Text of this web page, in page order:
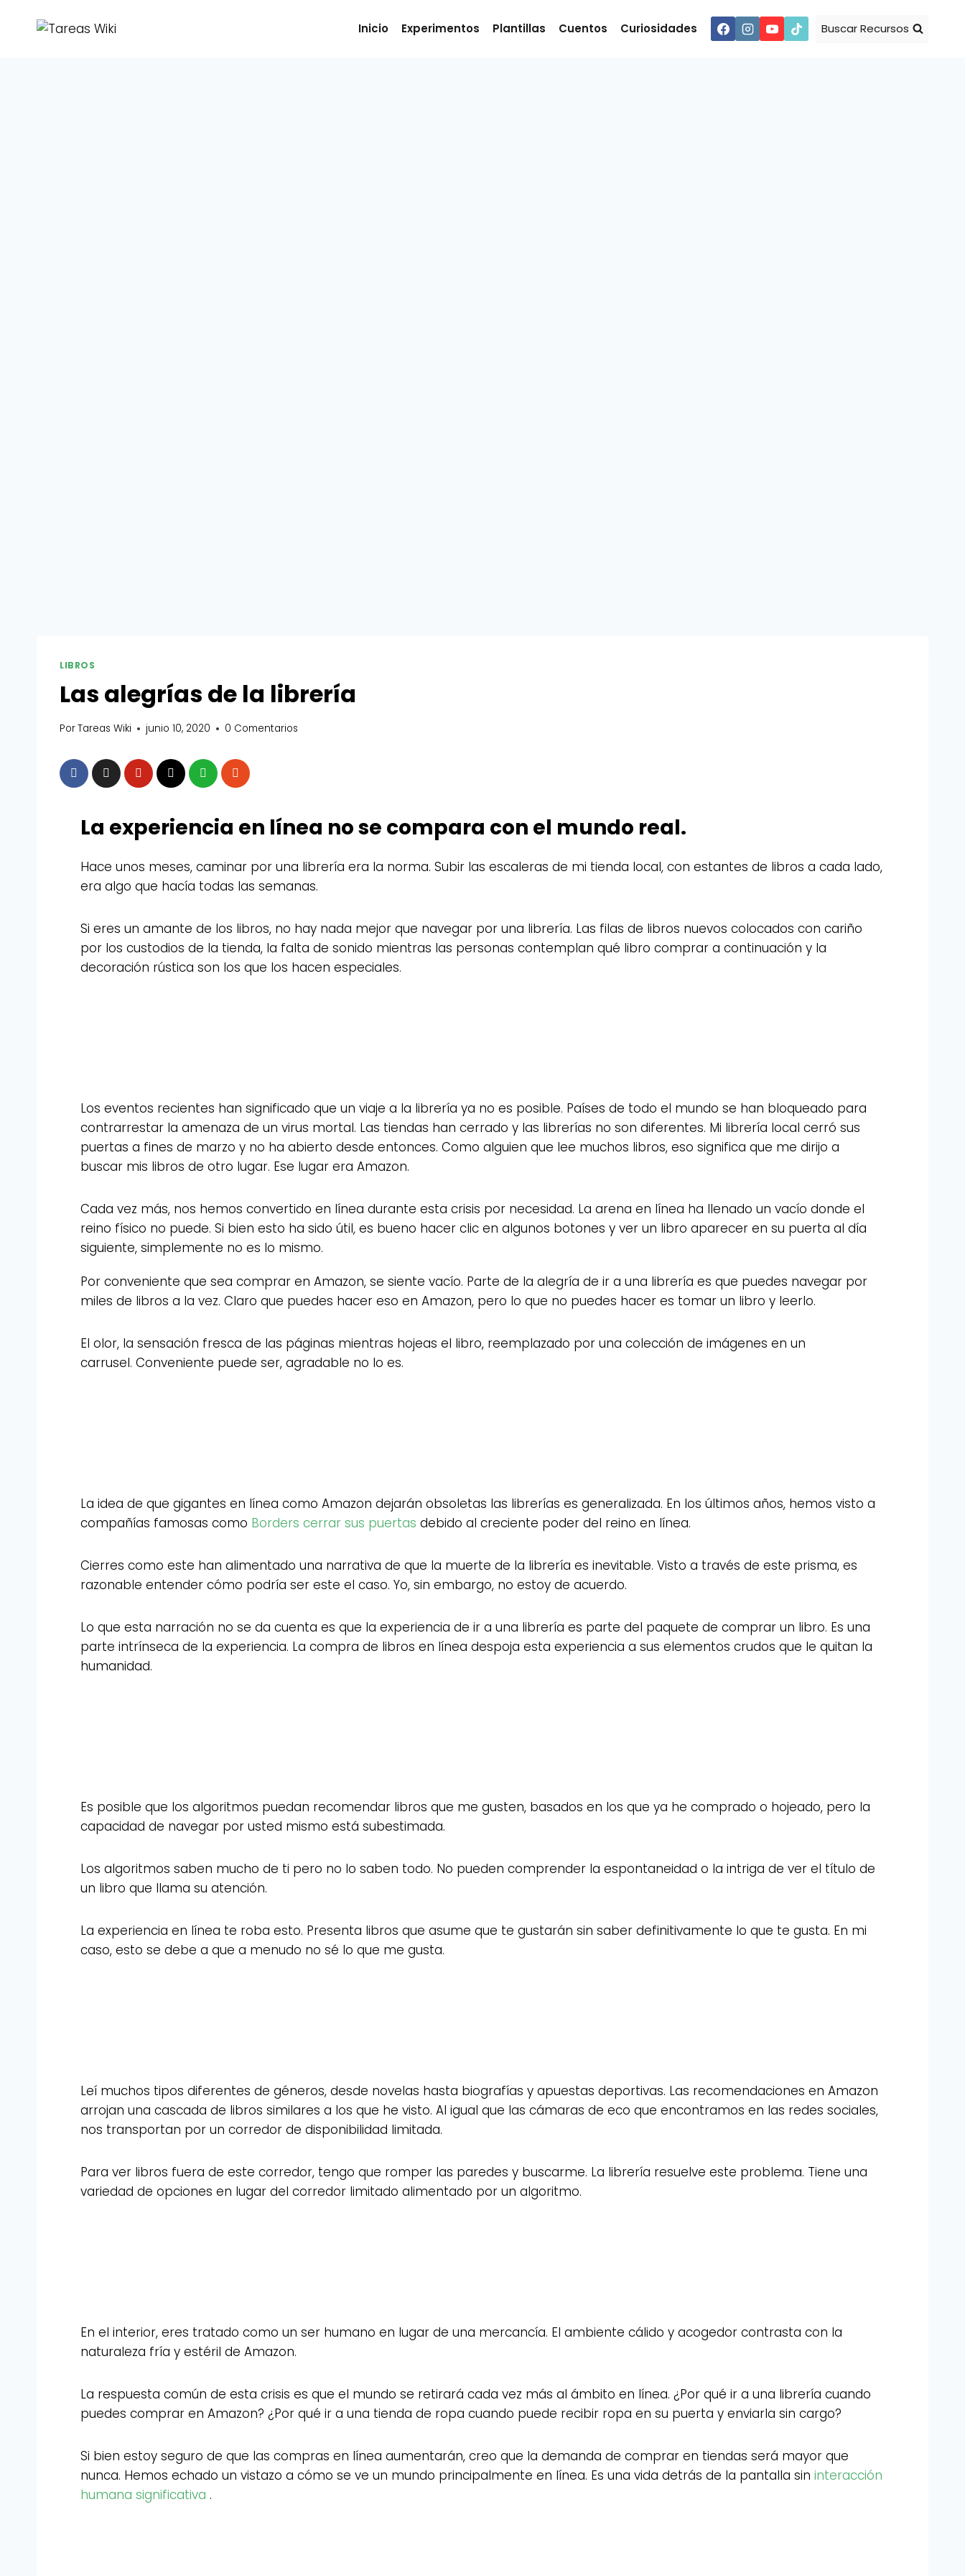
Inicio Experimentos Plantillas Cuentos Curiosidades Buscar Recursos
LIBROS
Las alegrías de la librería
PorTareas Wiki junio 10, 2020 0 Comentarios
La experiencia en línea no se compara con el mundo real.
Hace unos meses, caminar por una librería era la norma. Subir las escaleras de mi tienda local, con estantes de libros a cada lado,
era algo que hacía todas las semanas.
Si eres un amante de los libros, no hay nada mejor que navegar por una librería. Las filas de libros nuevos colocados con cariño
por los custodios de la tienda, la falta de sonido mientras las personas contemplan qué libro comprar a continuación y la
decoración rústica son los que los hacen especiales.
Los eventos recientes han significado que un viaje a la librería ya no es posible. Países de todo el mundo se han bloqueado para
contrarrestar la amenaza de un virus mortal. Las tiendas han cerrado y las librerías no son diferentes. Mi librería local cerró sus
puertas a fines de marzo y no ha abierto desde entonces. Como alguien que lee muchos libros, eso significa que me dirijo a
buscar mis libros de otro lugar. Ese lugar era Amazon.
Cada vez más, nos hemos convertido en línea durante esta crisis por necesidad. La arena en línea ha llenado un vacío donde el
reino físico no puede. Si bien esto ha sido útil, es bueno hacer clic en algunos botones y ver un libro aparecer en su puerta al día
siguiente, simplemente no es lo mismo.
Por conveniente que sea comprar en Amazon, se siente vacío. Parte de la alegría de ir a una librería es que puedes navegar por
miles de libros a la vez. Claro que puedes hacer eso en Amazon, pero lo que no puedes hacer es tomar un libro y leerlo.
El olor, la sensación fresca de las páginas mientras hojeas el libro, reemplazado por una colección de imágenes en un
carrusel. Conveniente puede ser, agradable no lo es.
La idea de que gigantes en línea como Amazon dejarán obsoletas las librerías es generalizada. En los últimos años, hemos visto a
compañías famosas como Borders cerrar sus puertas debido al creciente poder del reino en línea.
Cierres como este han alimentado una narrativa de que la muerte de la librería es inevitable. Visto a través de este prisma, es
razonable entender cómo podría ser este el caso. Yo, sin embargo, no estoy de acuerdo.
Lo que esta narración no se da cuenta es que la experiencia de ir a una librería es parte del paquete de comprar un libro. Es una
parte intrínseca de la experiencia. La compra de libros en línea despoja esta experiencia a sus elementos crudos que le quitan la
humanidad.
Es posible que los algoritmos puedan recomendar libros que me gusten, basados ​​en los que ya he comprado o hojeado, pero la
capacidad de navegar por usted mismo está subestimada.
Los algoritmos saben mucho de ti pero no lo saben todo. No pueden comprender la espontaneidad o la intriga de ver el título de
un libro que llama su atención.
La experiencia en línea te roba esto. Presenta libros que asume que te gustarán sin saber definitivamente lo que te gusta. En mi
caso, esto se debe a que a menudo no sé lo que me gusta.
Leí muchos tipos diferentes de géneros, desde novelas hasta biografías y apuestas deportivas. Las recomendaciones en Amazon
arrojan una cascada de libros similares a los que he visto. Al igual que las cámaras de eco que encontramos en las redes sociales,
nos transportan por un corredor de disponibilidad limitada.
Para ver libros fuera de este corredor, tengo que romper las paredes y buscarme. La librería resuelve este problema. Tiene una
variedad de opciones en lugar del corredor limitado alimentado por un algoritmo.
En el interior, eres tratado como un ser humano en lugar de una mercancía. El ambiente cálido y acogedor contrasta con la
naturaleza fría y estéril de Amazon.
La respuesta común de esta crisis es que el mundo se retirará cada vez más al ámbito en línea. ¿Por qué ir a una librería cuando
puedes comprar en Amazon? ¿Por qué ir a una tienda de ropa cuando puede recibir ropa en su puerta y enviarla sin cargo?
Si bien estoy seguro de que las compras en línea aumentarán, creo que la demanda de comprar en tiendas será mayor que
nunca. Hemos echado un vistazo a cómo se ve un mundo principalmente en línea. Es una vida detrás de la pantalla sin interacción
humana significativa .